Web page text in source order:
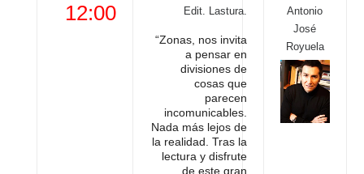
12:00 Edit. Lastura.
“Zonas, nos invita
a pensar en
divisiones de
cosas que
parecen
incomunicables.
Nada más lejos de
la realidad. Tras la
lectura y disfrute
de este gran
Antonio
José
Royuela